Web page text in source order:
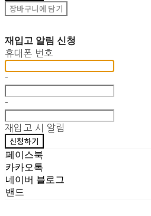
장바구니에 담기
재입고 알림 신청
휴대폰 번호
-
-
재입고 시 알림
신청하기
페이스북
카카오톡
네이버 블로그
밴드